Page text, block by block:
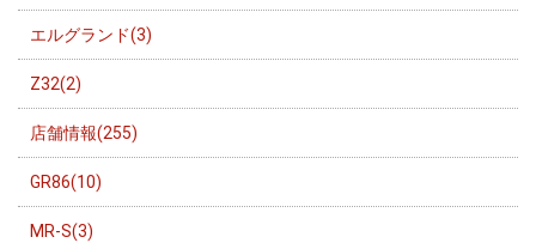
エルグランド(3)
Z32(2)
店舗情報(255)
GR86(10)
MR-S(3)